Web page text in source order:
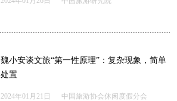
魏小安谈文旅“第一性原理”：复杂现象，简单
处置
2024年01月21日 中国旅游协会休闲度假分会